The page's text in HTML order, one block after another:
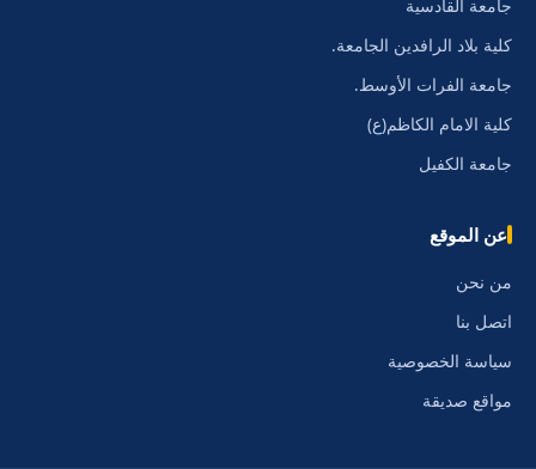
جامعة القادسية
كلية بلاد الرافدين الجامعة.
جامعة الفرات الأوسط.
كلية الامام الكاظم(ع)
جامعة الكفيل
عن الموقع
من نحن
اتصل بنا
سياسة الخصوصية
مواقع صديقة